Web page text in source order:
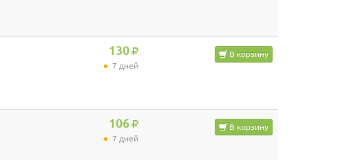
130
7 дней
В корзину
106
7 дней
В корзину